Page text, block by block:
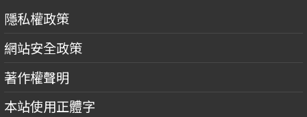
隱私權政策
網站安全政策
著作權聲明
本站使用正體字